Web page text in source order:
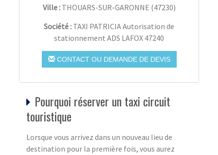
Ville : THOUARS-SUR-GARONNE (47230)
Société : TAXI PATRICIA Autorisation de
stationnement ADS LAFOX 47240
CONTACT OU DEMANDE DE DEVIS
Pourquoi réserver un taxi circuit
touristique
Lorsque vous arrivez dans un nouveau lieu de
destination pour la première fois, vous aurez